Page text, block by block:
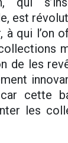
est
à qui l’on
de les
cette
les